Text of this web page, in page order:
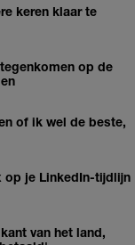
keren klaar te
op de
of ik wel de beste,
op je LinkedIn-tijdlijn
van het land,